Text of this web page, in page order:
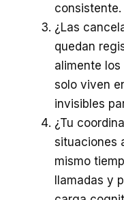
consistente.
¿Las
quedan
alimente
solo viven
invisibles
¿Tu
situaciones
mismo
llamadas y